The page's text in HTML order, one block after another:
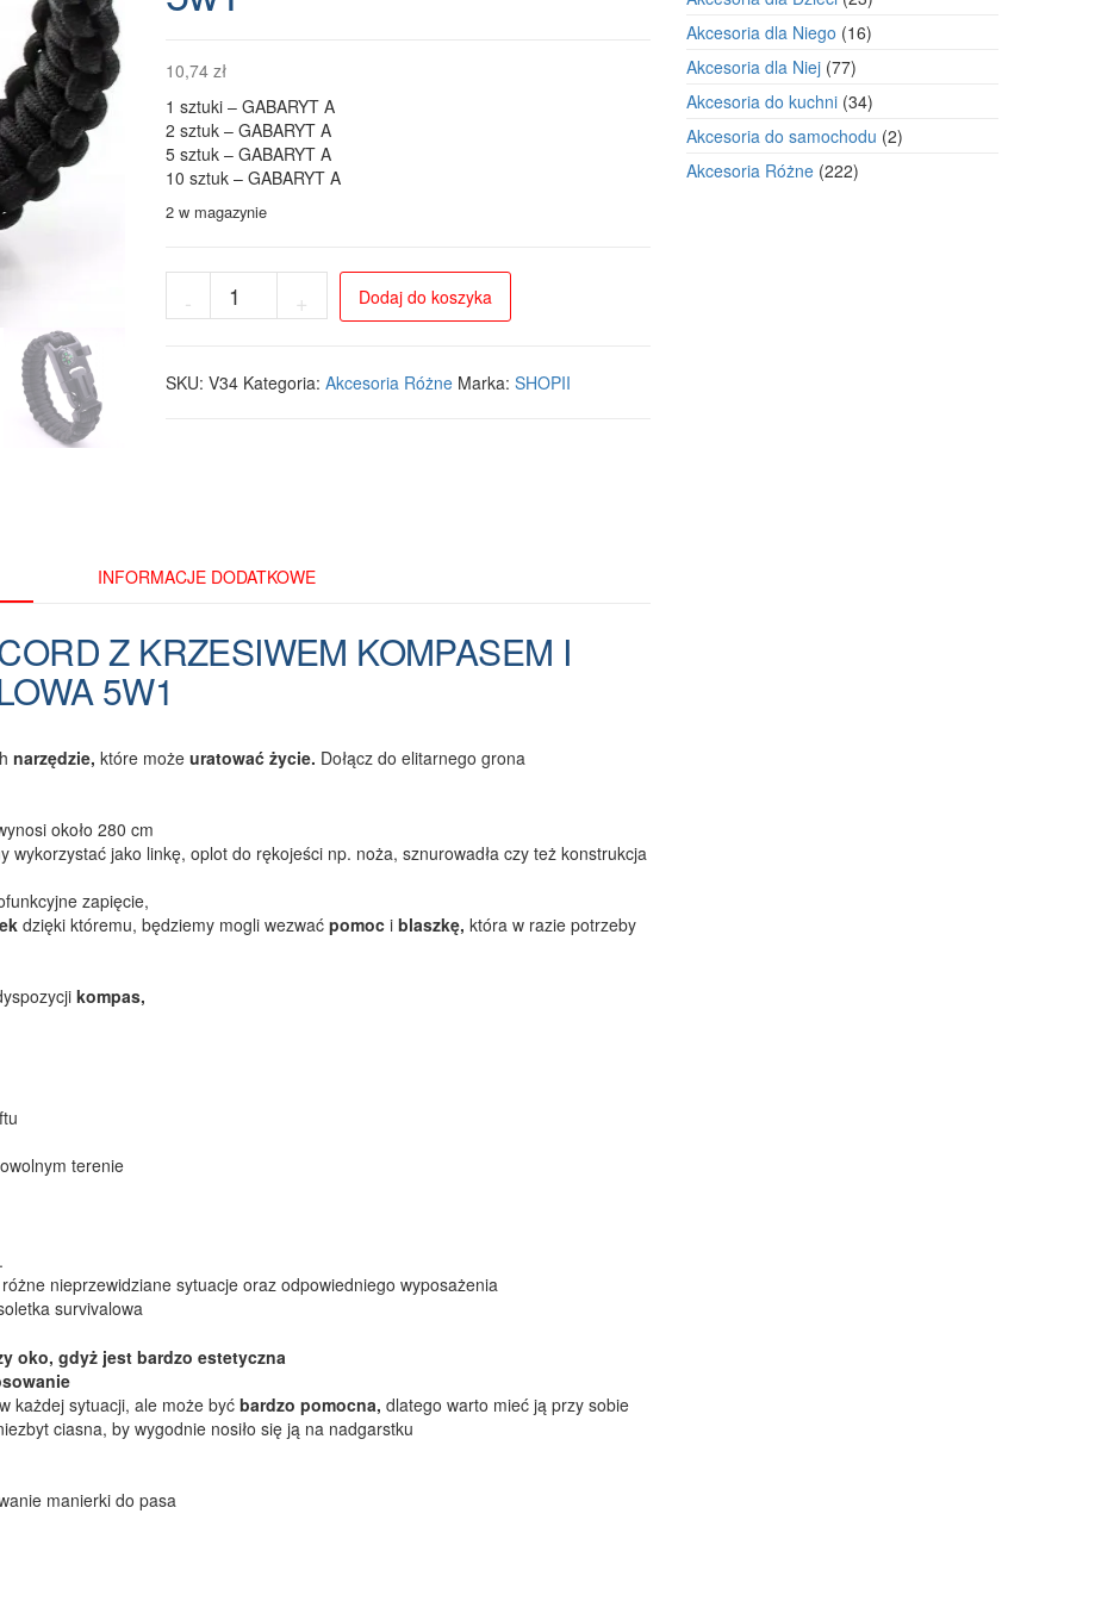
10,74 zł
1 sztuki – GABARYT A
2 sztuk – GABARYT A
5 sztuk – GABARYT A
10 sztuk – GABARYT A
2 w magazynie
-
Bransoletka
z
+ Dodaj do koszyka
SKU: V34 Kategoria: Akcesoria Różne Marka: SHOPII
INFORMACJE DODATKOWE
Z KRZESIWEM KOMPASEM I
5W1
narzędzie, które może uratować życie. Dołącz do elitarnego grona
około 280 cm
wykorzystać jako linkę, oplot do rękojeści np. noża, sznurowadła czy też konstrukcja
zapięcie,
dzięki któremu, będziemy mogli wezwać pomoc i blaszkę, która w razie potrzeby
kompas,
terenie
nieprzewidziane sytuacje oraz odpowiedniego wyposażenia
survivalowa
oko, gdyż jest bardzo estetyczna
każdej sytuacji, ale może być bardzo pomocna, dlatego warto mieć ją przy sobie
ciasna, by wygodnie nosiło się ją na nadgarstku
manierki do pasa
produkty
Akcesoria dla Niego 1616
Akcesoria dla Niej 7777
produktów
Akcesoria do kuchni 3434
produkty
Akcesoria do samochodu 22
Akcesoria Różne 222222